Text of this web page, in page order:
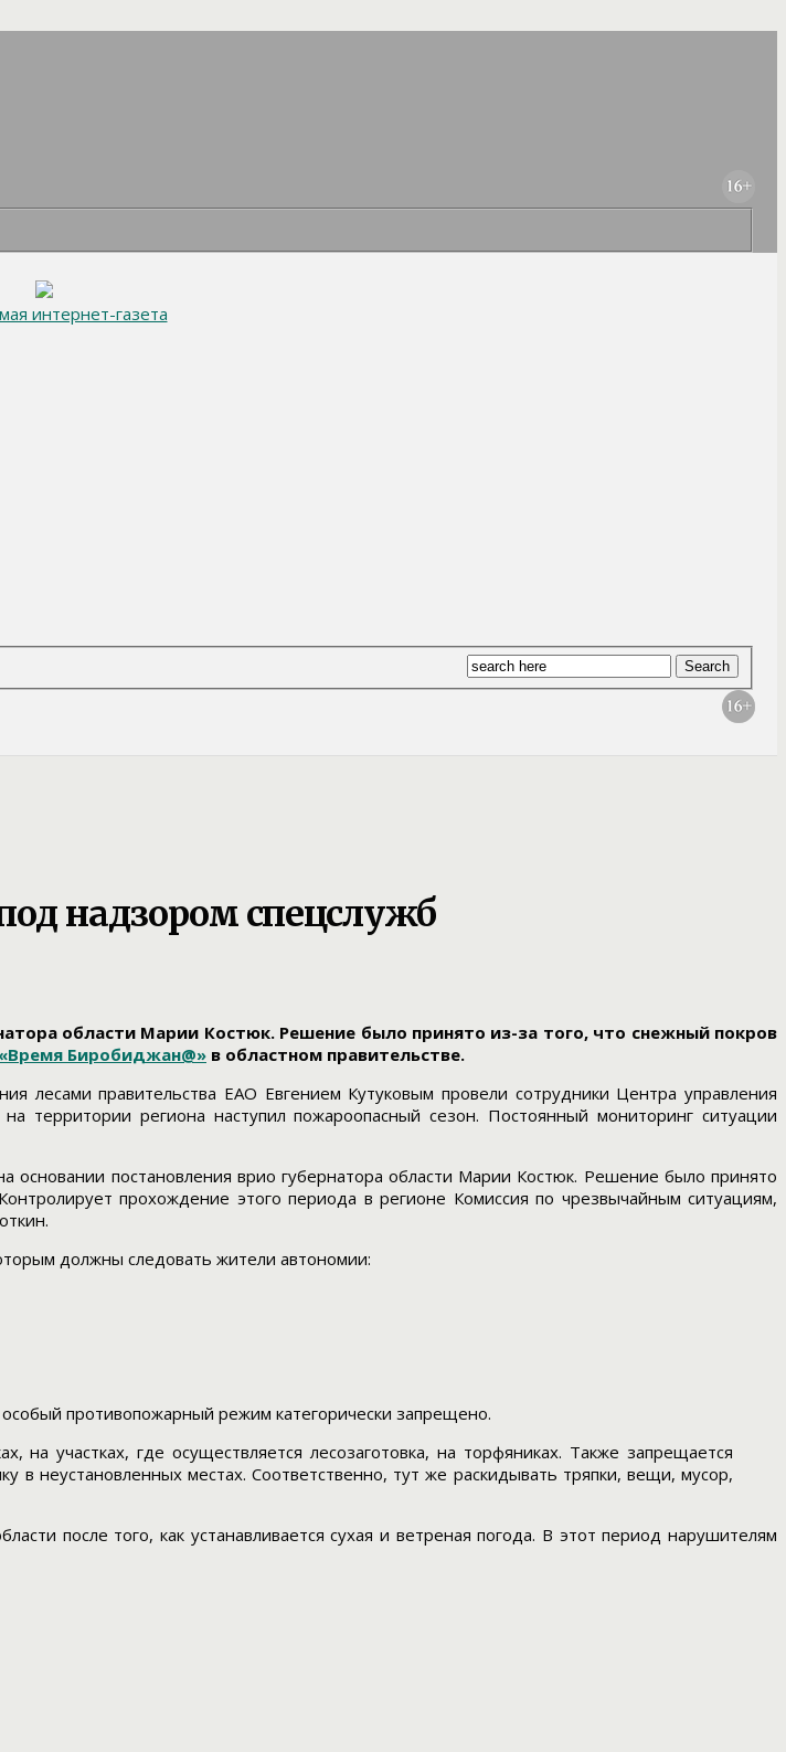
интернет-газета
надзором спецслужб
области Марии Костюк. Решение было принято из-за того, что снежный покров
«Время Биробиджан@» в областном правительстве.
лесами правительства ЕАО Евгением Кутуковым провели сотрудники Центра управления
территории региона наступил пожароопасный сезон. Постоянный мониторинг ситуации
постановления врио губернатора области Марии Костюк. Решение было принято
прохождение этого периода в регионе Комиссия по чрезвычайным ситуациям,
должны следовать жители автономии:
противопожарный режим категорически запрещено.
участках, где осуществляется лесозаготовка, на торфяниках. Также запрещается
в неустановленных местах. Соответственно, тут же раскидывать тряпки, вещи, мусор,
после того, как устанавливается сухая и ветреная погода. В этот период нарушителям